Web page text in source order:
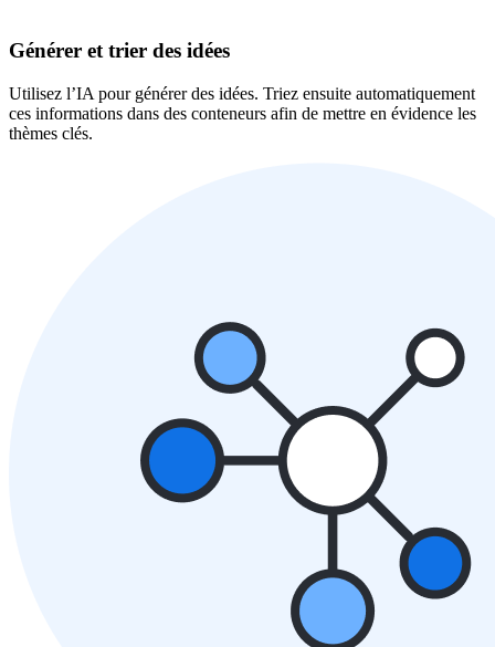
Générer et trier des idées
Utilisez l’IA pour générer des idées. Triez ensuite automatiquement
ces informations dans des conteneurs afin de mettre en évidence les
thèmes clés.